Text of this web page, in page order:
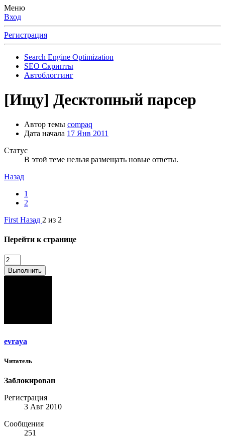
Меню
Вход
Регистрация
Search Engine Optimization
SEO Скрипты
Автоблоггинг
[Ищу] Десктопный парсер
Автор темы compaq
Дата начала 17 Янв 2011
Статус
В этой теме нельзя размещать новые ответы.
Назад
1
2
First Назад 2 из 2
Перейти к странице
Выполнить
evraya
Читатель
Заблокирован
Регистрация
3 Авг 2010
Сообщения
251